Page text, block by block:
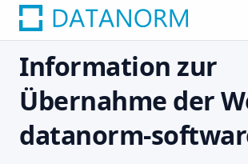
Information zur
Übernahme der
datanorm-